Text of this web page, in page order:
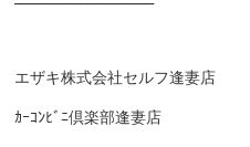
エザキ株式会社セルフ逢妻店
ｶｰｺﾝﾋﾞﾆ倶楽部逢妻店